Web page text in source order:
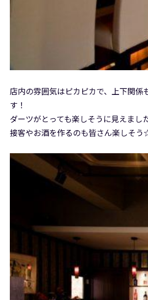
店内の雰囲気はピカピカで、上下関係
す！
ダーツがとっても楽しそうに見えまし
接客やお酒を作るのも皆さん楽しそ